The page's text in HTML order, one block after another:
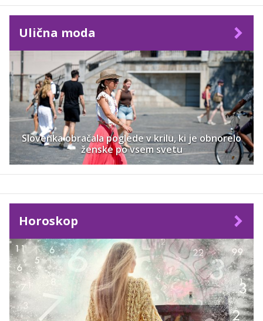
Ulična moda
Slovenka obračala poglede v krilu, ki je obnorelo
ženske po vsem svetu
Horoskop